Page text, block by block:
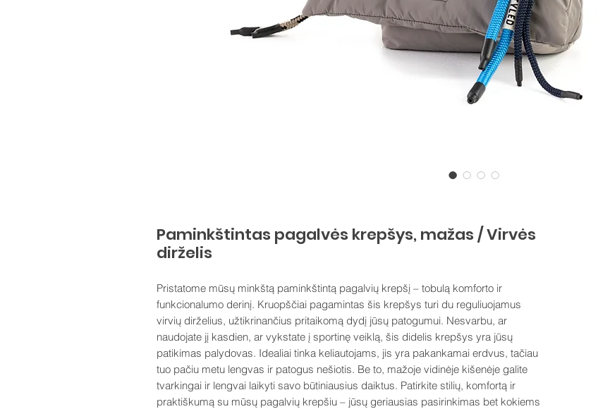
Paminkštintas pagalvės krepšys, mažas / Virvės
dirželis
Pristatome mūsų minkštą paminkštintą pagalvių krepšį – tobulą komforto ir
funkcionalumo derinį. Kruopščiai pagamintas šis krepšys turi du reguliuojamus
virvių dirželius, užtikrinančius pritaikomą dydį jūsų patogumui. Nesvarbu, ar
naudojate jį kasdien, ar vykstate į sportinę veiklą, šis didelis krepšys yra jūsų
patikimas palydovas. Idealiai tinka keliautojams, jis yra pakankamai erdvus, tačiau
tuo pačiu metu lengvas ir patogus nešiotis. Be to, mažoje vidinėje kišenėje galite
tvarkingai ir lengvai laikyti savo būtiniausius daiktus. Patirkite stilių, komfortą ir
praktiškumą su mūsų pagalvių krepšiu – jūsų geriausias pasirinkimas bet kokiems